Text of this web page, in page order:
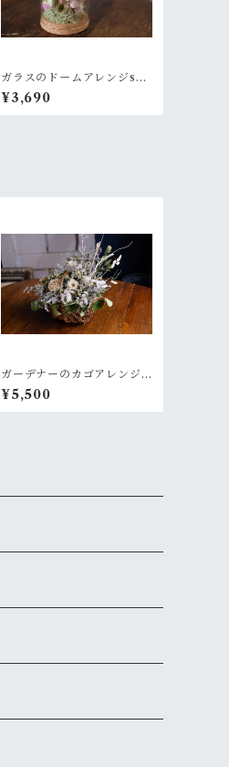
ガラスのドームアレンジs~
ニュアンスピンク
¥3,690
ガーデナーのカゴアレンジ
M~白×グリーン【オーダー
後制作】
¥5,500